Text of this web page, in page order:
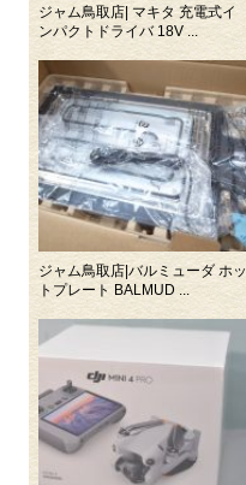
ジャム鳥取店| マキタ 充電式イ
ンパクトドライバ 18V ...
ジャム鳥取店|バルミューダ ホッ
トプレート BALMUD ...